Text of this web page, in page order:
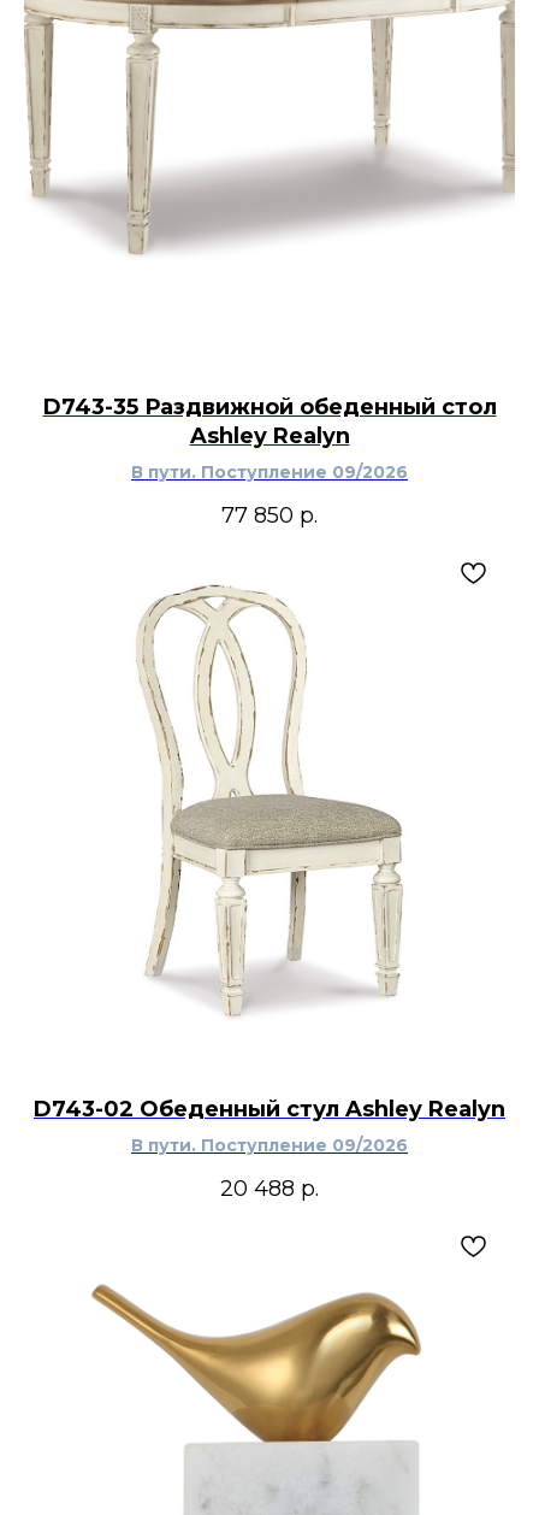
D743-35 Раздвижной обеденный стол
Ashley Realyn
В пути. Поступление 09/2026
77 850 р.
D743-02 Обеденный стул Ashley Realyn
В пути. Поступление 09/2026
20 488 р.